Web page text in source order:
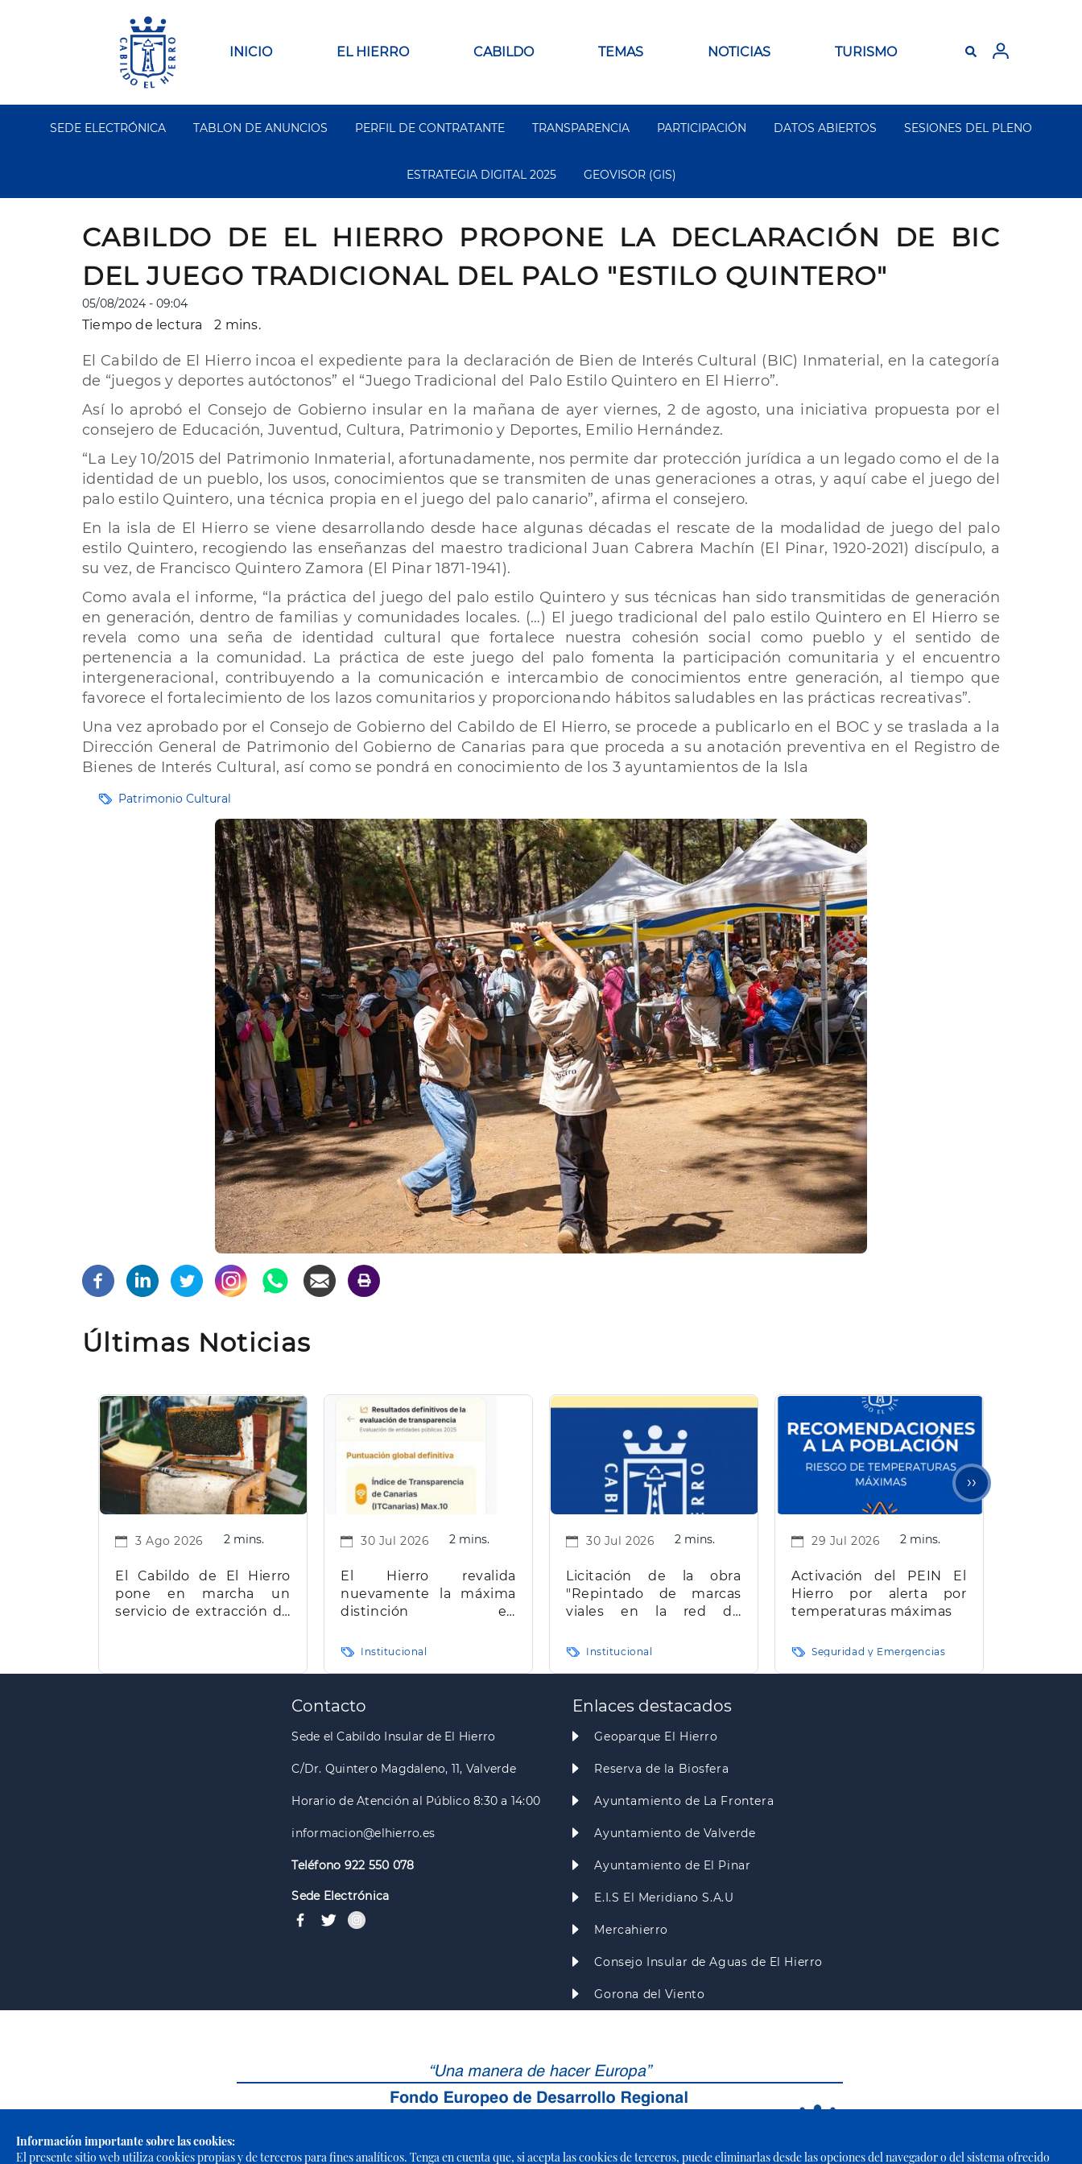
Información importante sobre las cookies:
El presente sitio web utiliza cookies propias y de terceros para fines analíticos. Tenga en cuenta que, si acepta las cookies de terceros, puede eliminarlas desde las opciones del navegador o del sistema ofrecido
Main
INICIO EL HIERRO CABILDO TEMAS NOTICIAS TURISMO
Segundo
SEDE ELECTRÓNICA TABLON DE ANUNCIOS PERFIL DE CONTRATANTE TRANSPARENCIA PARTICIPACIÓN DATOS ABIERTOS SESIONES DEL PLENO
ESTRATEGIA DIGITAL 2025 GEOVISOR (GIS)
CABILDO DE EL HIERRO PROPONE LA DECLARACIÓN DE BIC
DEL JUEGO TRADICIONAL DEL PALO "ESTILO QUINTERO"
05/08/2024 - 09:04
Tiempo de lectura 2 mins.
El Cabildo de El Hierro incoa el expediente para la declaración de Bien de Interés Cultural (BIC) Inmaterial, en la categoría
de “juegos y deportes autóctonos” el “Juego Tradicional del Palo Estilo Quintero en El Hierro”.
Así lo aprobó el Consejo de Gobierno insular en la mañana de ayer viernes, 2 de agosto, una iniciativa propuesta por el
consejero de Educación, Juventud, Cultura, Patrimonio y Deportes, Emilio Hernández.
“La Ley 10/2015 del Patrimonio Inmaterial, afortunadamente, nos permite dar protección jurídica a un legado como el de la
identidad de un pueblo, los usos, conocimientos que se transmiten de unas generaciones a otras, y aquí cabe el juego del
palo estilo Quintero, una técnica propia en el juego del palo canario”, afirma el consejero.
En la isla de El Hierro se viene desarrollando desde hace algunas décadas el rescate de la modalidad de juego del palo
estilo Quintero, recogiendo las enseñanzas del maestro tradicional Juan Cabrera Machín (El Pinar, 1920-2021) discípulo, a
su vez, de Francisco Quintero Zamora (El Pinar 1871-1941).
Como avala el informe, “la práctica del juego del palo estilo Quintero y sus técnicas han sido transmitidas de generación
en generación, dentro de familias y comunidades locales. (…) El juego tradicional del palo estilo Quintero en El Hierro se
revela como una seña de identidad cultural que fortalece nuestra cohesión social como pueblo y el sentido de
pertenencia a la comunidad. La práctica de este juego del palo fomenta la participación comunitaria y el encuentro
intergeneracional, contribuyendo a la comunicación e intercambio de conocimientos entre generación, al tiempo que
favorece el fortalecimiento de los lazos comunitarios y proporcionando hábitos saludables en las prácticas recreativas”.
Una vez aprobado por el Consejo de Gobierno del Cabildo de El Hierro, se procede a publicarlo en el BOC y se traslada a la
Dirección General de Patrimonio del Gobierno de Canarias para que proceda a su anotación preventiva en el Registro de
Bienes de Interés Cultural, así como se pondrá en conocimiento de los 3 ayuntamientos de la Isla
EtiquetasPatrimonio Cultural
Últimas Noticias
3 Ago 2026 2 mins.
El Cabildo de El Hierro
pone en marcha un
servicio de extracción de
30 Jul 2026 2 mins.
El Hierro revalida
nuevamente la máxima
distinción en
Canarias
Institucional
30 Jul 2026 2 mins.
Licitación de la obra
"Repintado de marcas
viales en la red de
Hierro"
Institucional
29 Jul 2026 2 mins.
Activación del PEIN El
Hierro por alerta por
temperaturas máximas
Seguridad y Emergencias
Paginación
Siguiente
página
››
Contacto
Sede el Cabildo Insular de El Hierro
C/Dr. Quintero Magdaleno, 11, Valverde
Horario de Atención al Público 8:30 a 14:00
informacion@elhierro.es
Teléfono 922 550 078
Sede Electrónica
Enlaces destacados
Geoparque El Hierro
Reserva de la Biosfera
Ayuntamiento de La Frontera
Ayuntamiento de Valverde
Ayuntamiento de El Pinar
E.I.S El Meridiano S.A.U
Mercahierro
Consejo Insular de Aguas de El Hierro
Gorona del Viento